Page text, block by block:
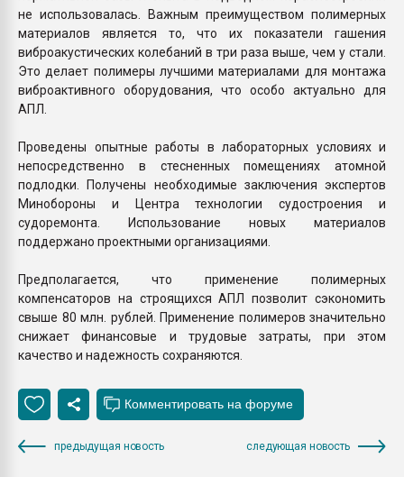
не использовалась. Важным преимуществом полимерных
материалов является то, что их показатели гашения
виброакустических колебаний в три раза выше, чем у стали.
Это делает полимеры лучшими материалами для монтажа
виброактивного оборудования, что особо актуально для
АПЛ.
Проведены опытные работы в лабораторных условиях и
непосредственно в стесненных помещениях атомной
подлодки. Получены необходимые заключения экспертов
Минобороны и Центра технологии судостроения и
судоремонта. Использование новых материалов
поддержано проектными организациями.
Предполагается, что применение полимерных
компенсаторов на строящихся АПЛ позволит сэкономить
свыше 80 млн. рублей. Применение полимеров значительно
снижает финансовые и трудовые затраты, при этом
качество и надежность сохраняются.
предыдущая новость следующая новость